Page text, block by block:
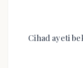
Cihad ayeti